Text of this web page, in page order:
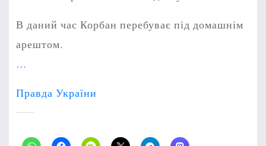
В даний час Корбан перебуває під домашнім
арештом.
…
Правда України